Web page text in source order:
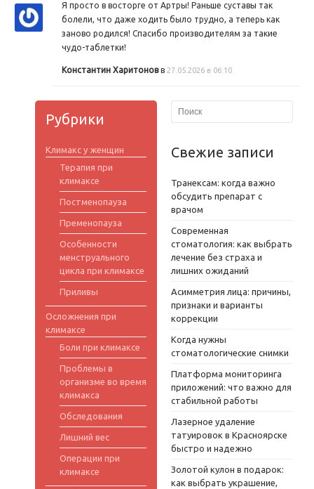
Я просто в восторге от Артры! Раньше суставы так
болели, что даже ходить было трудно, а теперь как
заново родился! Спасибо производителям за такие
чудо-таблетки!
Константин Харитоновв 27.05.2026 в 06:10
Рубрики
Климакс у женщин
Терапия при
климаксе
Постменопауза
Пременопауза
Особенности
менструального
цикла при климаксе
Приливы
Осложнения при
климаксе
Боли при климаксе
Проблемы в
организме во время
климакса
Обследования
Лишний вес
Операции при
климаксе
Свежие записи
Транексам: когда важно
обсудить препарат с
врачом
Современная
стоматология: как выбрать
лечение без страха и
лишних ожиданий
Асимметрия лица: причины,
признаки и варианты
коррекции
Когда нужны
стоматологические снимки
Платформа мониторинга
приложений: что важно для
стабильной работы
Лазерное удаление
татуировок в Красноярске
быстро и надежно
Золотой кулон в подарок:
как выбрать украшение,